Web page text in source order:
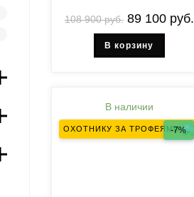
108 900руб. 89 100 руб.
В корзину
ОХОТНИКУ ЗА ТРОФЕЯМИ
В наличии
-7%